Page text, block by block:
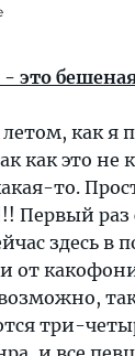
это
летом, как я
как это не
то.
Первый раз
здесь в
от
три-